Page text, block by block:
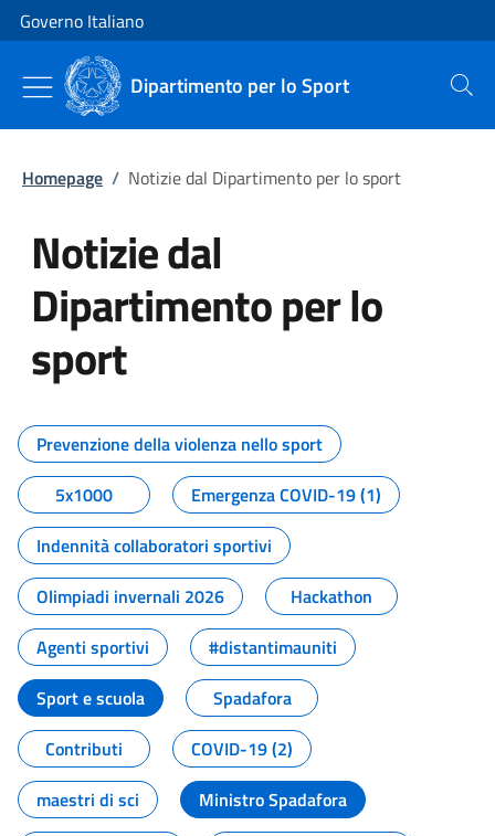
Vai al contenuto
Vai alla navigazione del sito
Governo Italiano
Dipartimento per lo Sport Cerca
Homepage / Notizie dal Dipartimento per lo sport
Notizie dal
Dipartimento per lo
sport
Tutti i contenuti della pagina
Prevenzione della violenza nello sport
5x1000
Emergenza COVID-19 (1)
Indennità collaboratori sportivi
Olimpiadi invernali 2026
Hackathon
Agenti sportivi
#distantimauniti
Sport e scuola
Spadafora
Contributi
COVID-19 (2)
maestri di sci
Ministro Spadafora